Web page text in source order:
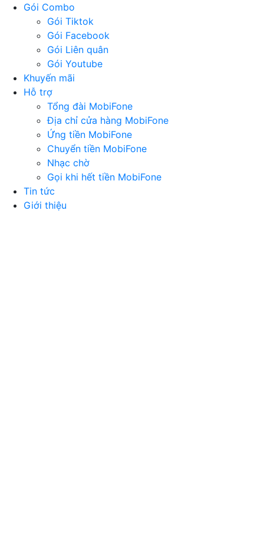
Gói Combo
Gói Tiktok
Gói Facebook
Gói Liên quân
Gói Youtube
Khuyến mãi
Hỗ trợ
Tổng đài MobiFone
Địa chỉ cửa hàng MobiFone
Ứng tiền MobiFone
Chuyển tiền MobiFone
Nhạc chờ
Gọi khi hết tiền MobiFone
Tin tức
Giới thiệu